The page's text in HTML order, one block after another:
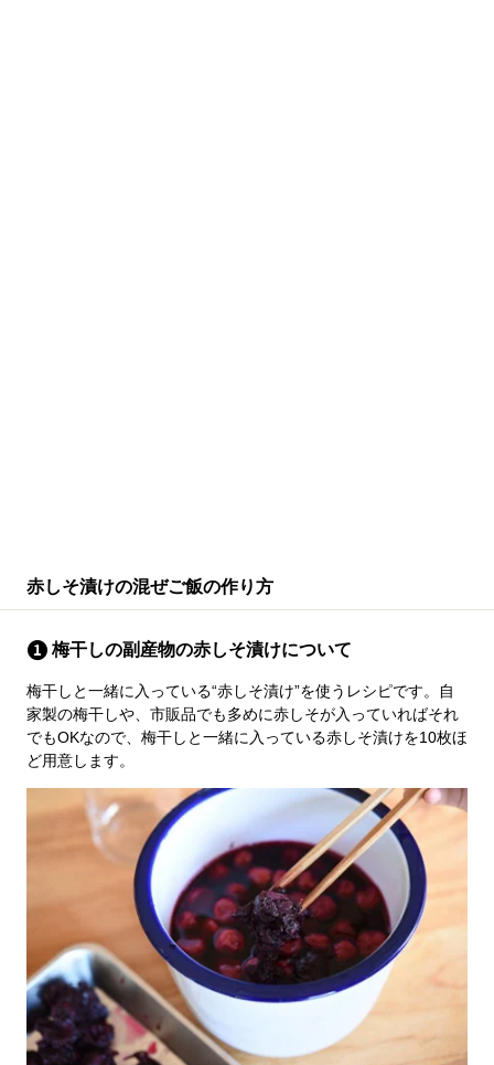
赤しそ漬けの混ぜご飯の作り方
梅干しの副産物の赤しそ漬けについて
梅干しと一緒に入っている“赤しそ漬け”を使うレシピです。自
家製の梅干しや、市販品でも多めに赤しそが入っていればそれ
でもOKなので、梅干しと一緒に入っている赤しそ漬けを10枚ほ
ど用意します。